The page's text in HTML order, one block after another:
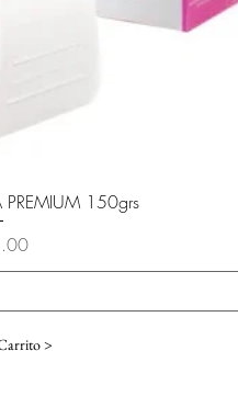
PREMIUM 150grs
>